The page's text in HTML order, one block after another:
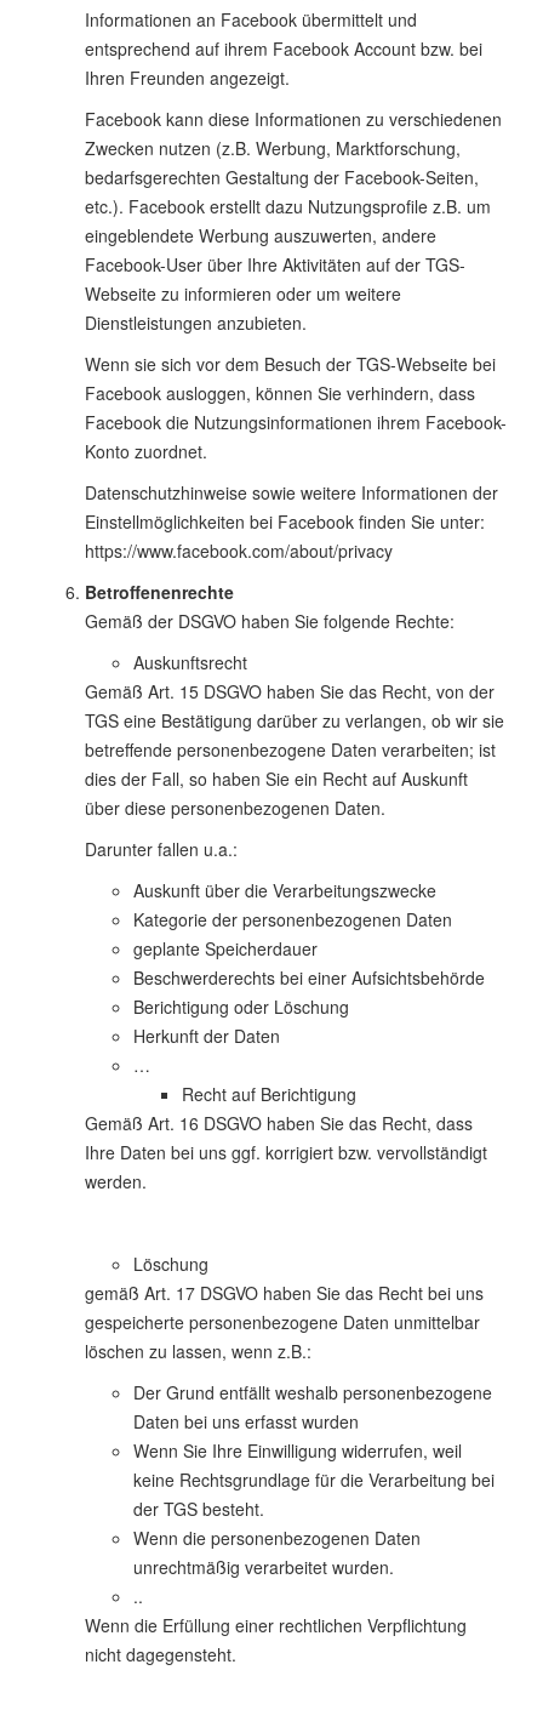
Informationen an Facebook übermittelt und
entsprechend auf ihrem Facebook Account bzw. bei
Ihren Freunden angezeigt.
Facebook kann diese Informationen zu verschiedenen
Zwecken nutzen (z.B. Werbung, Marktforschung,
bedarfsgerechten Gestaltung der Facebook-Seiten,
etc.). Facebook erstellt dazu Nutzungsprofile z.B. um
eingeblendete Werbung auszuwerten, andere
Facebook-User über Ihre Aktivitäten auf der TGS-
Webseite zu informieren oder um weitere
Dienstleistungen anzubieten.
Wenn sie sich vor dem Besuch der TGS-Webseite bei
Facebook ausloggen, können Sie verhindern, dass
Facebook die Nutzungsinformationen ihrem Facebook-
Konto zuordnet.
Datenschutzhinweise sowie weitere Informationen der
Einstellmöglichkeiten bei Facebook finden Sie unter:
https://www.facebook.com/about/privacy
Betroffenenrechte
Gemäß der DSGVO haben Sie folgende Rechte:
Auskunftsrecht
Gemäß Art. 15 DSGVO haben Sie das Recht, von der
TGS eine Bestätigung darüber zu verlangen, ob wir sie
betreffende personenbezogene Daten verarbeiten; ist
dies der Fall, so haben Sie ein Recht auf Auskunft
über diese personenbezogenen Daten.
Darunter fallen u.a.:
Auskunft über die Verarbeitungszwecke
Kategorie der personenbezogenen Daten
geplante Speicherdauer
Beschwerderechts bei einer Aufsichtsbehörde
Berichtigung oder Löschung
Herkunft der Daten
…
Recht auf Berichtigung
Gemäß Art. 16 DSGVO haben Sie das Recht, dass
Ihre Daten bei uns ggf. korrigiert bzw. vervollständigt
werden.
Löschung
gemäß Art. 17 DSGVO haben Sie das Recht bei uns
gespeicherte personenbezogene Daten unmittelbar
löschen zu lassen, wenn z.B.:
Der Grund entfällt weshalb personenbezogene
Daten bei uns erfasst wurden
Wenn Sie Ihre Einwilligung widerrufen, weil
keine Rechtsgrundlage für die Verarbeitung bei
der TGS besteht.
Wenn die personenbezogenen Daten
unrechtmäßig verarbeitet wurden.
..
Wenn die Erfüllung einer rechtlichen Verpflichtung
nicht dagegensteht.